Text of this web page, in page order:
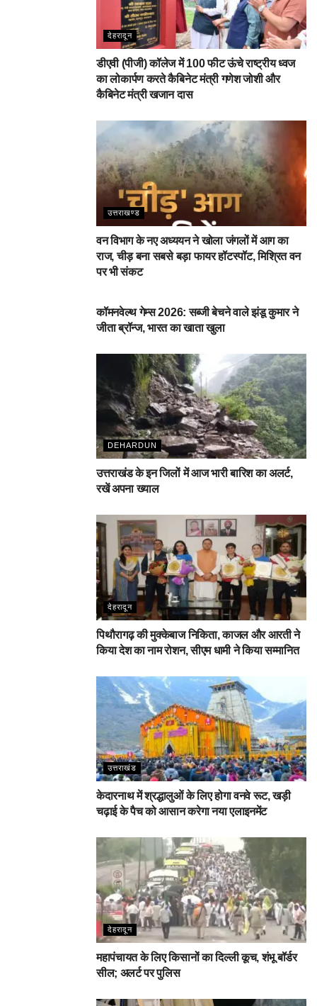
देहरादून
डीएवी (पीजी) कॉलेज में 100 फीट ऊंचे राष्ट्रीय ध्वज
का लोकार्पण करते कैबिनेट मंत्री गणेश जोशी और
कैबिनेट मंत्री खजान दास
उत्तराखण्ड
वन विभाग के नए अध्ययन ने खोला जंगलों में आग का
राज, चीड़ बना सबसे बड़ा फायर हॉटस्पॉट, मिश्रित वन
पर भी संकट
कॉमनवेल्थ गेम्स 2026: सब्जी बेचने वाले झंडू कुमार ने
जीता ब्रॉन्ज, भारत का खाता खुला
DEHARDUN
उत्तराखंड के इन जिलों में आज भारी बारिश का अलर्ट,
रखें अपना ख्याल
देहरादून
पिथौरागढ़ की मुक्केबाज निकिता, काजल और आरती ने
किया देश का नाम रोशन, सीएम धामी ने किया सम्मानित
उत्तराखंड
केदारनाथ में श्रद्धालुओं के लिए होगा वनवे रूट, खड़ी
चढ़ाई के पैच को आसान करेगा नया एलाइनमेंट
देहरादून
महापंचायत के लिए किसानों का दिल्ली कूच, शंभू बॉर्डर
सील; अलर्ट पर पुलिस